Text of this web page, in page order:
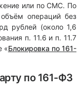
или по СМС. По
операций без
рублей (около 1,6
п. 11.6 и п. 11.7
«Блокировка по 161-
по 161-ФЗ